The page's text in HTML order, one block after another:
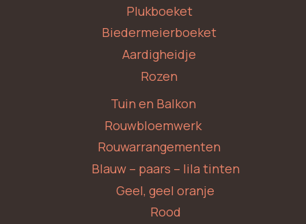
Plukboeket
Biedermeierboeket
Aardigheidje
Rozen
Tuin en Balkon
Rouwbloemwerk
Rouwarrangementen
Blauw – paars – lila tinten
Geel, geel oranje
Rood